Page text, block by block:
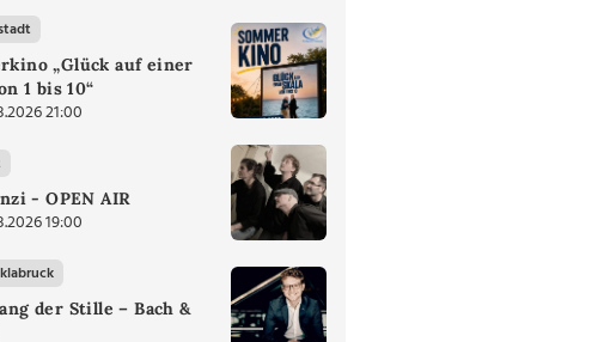
„Glück auf einer
1 bis 10“
21:00
- OPEN AIR
19:00
der Stille – Bach &